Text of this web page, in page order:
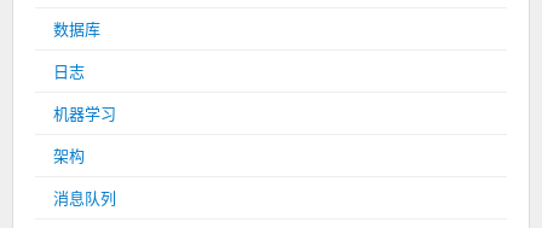
数据库
日志
机器学习
架构
消息队列